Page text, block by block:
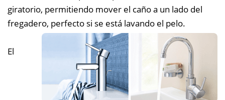
giratorio, permitiendo mover el caño a un lado del
fregadero, perfecto si se está lavando el pelo.
El